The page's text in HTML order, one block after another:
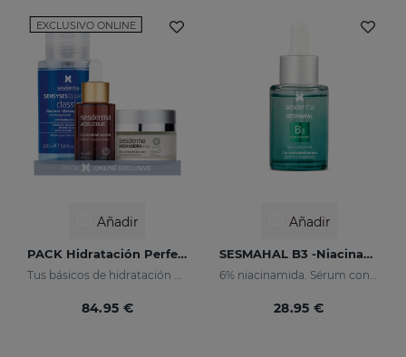
EXCLUSIVO ONLINE
Añadir
PACK Hidratación Perfecta
84.95 €
Añadir
SESMAHAL B3 -Niacinamide 6%
28.95 €